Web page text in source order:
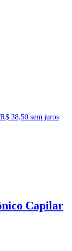
R$ 38,50 sem juros
Capilar